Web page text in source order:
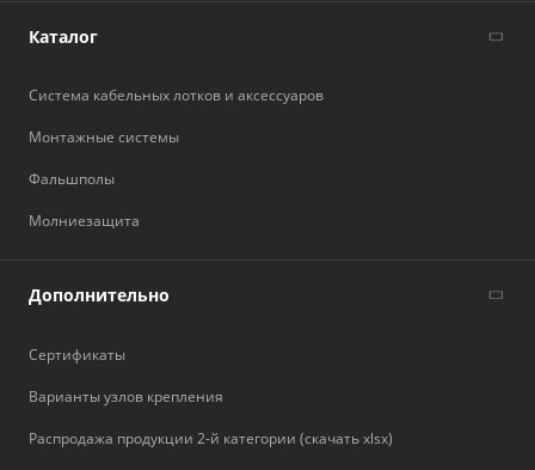
Каталог
Система кабельных лотков и аксессуаров
Монтажные системы
Фальшполы
Молниезащита
Дополнительно
Сертификаты
Варианты узлов крепления
Распродажа продукции 2-й категории (скачать xlsx)